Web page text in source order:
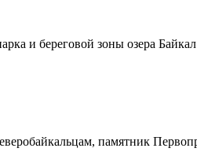
и береговой зоны озера
памятник